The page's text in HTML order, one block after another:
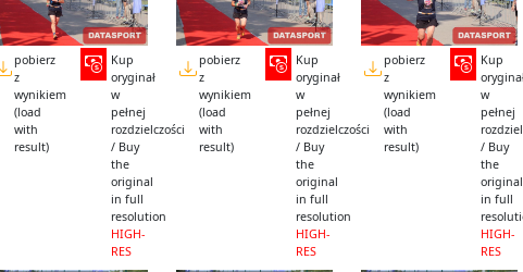
pobierz
z
wynikiem
(load
with
result)
Kup
oryginał
w
pełnej
rozdzielczości
/ Buy
the
original
in full
resolution
HIGH-
RES
pobierz
z
wynikiem
(load
with
result)
Kup
oryginał
w
pełnej
rozdzielczości
/ Buy
the
original
in full
resolution
HIGH-
RES
pobierz
z
wynikiem
(load
with
result)
Kup
w
pełnej
/ Buy
the
original
in full
HIGH-
RES